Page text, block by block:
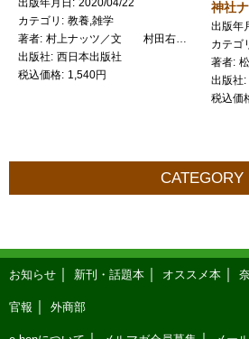
カテゴリ
教養,雑学
著者
出版社
西日本出版社
税込価格
1,540円
神社
出版年
カテゴ
著者
出版社
税込価
CATEGORY
お知らせ 新刊・話題本 オススメ本
官報 外商部